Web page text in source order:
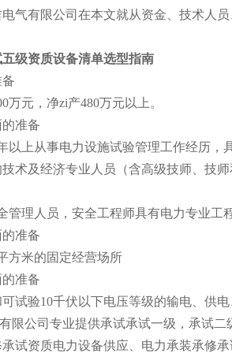
气有限公司在本文就从资金、技术人
级资质设备清单选型指南
万元，净zi产480万元以上。
准备
以上从事电力设施试验管理工作经历，
术及经济专业人员（含高级技师、技
管理人员，安全工程师具有电力专业工
准备
方米的固定经营场所
准备
试验10千伏以下电压等级的输电、供电
公司专业提供承试承试一级，承试二
试资质电力设备供应、电力承装承修